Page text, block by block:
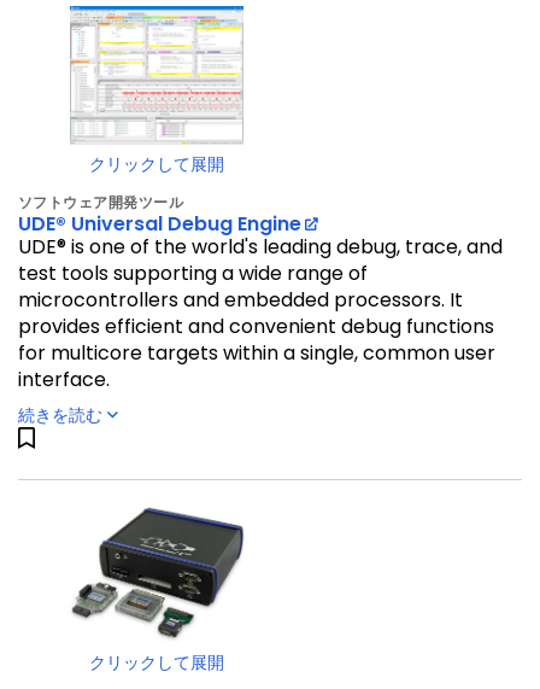
クリックして展開
ソフトウェア開発ツール
UDE® Universal Debug Engine
UDE® is one of the world's leading debug, trace, and
test tools supporting a wide range of
microcontrollers and embedded processors. It
provides efficient and convenient debug functions
for multicore targets within a single, common user
interface.
続きを読む
クリックして展開